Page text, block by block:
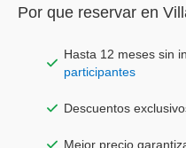
Por que reservar en
Hasta 12 meses sin
participantes
Descuentos
Mejor precio